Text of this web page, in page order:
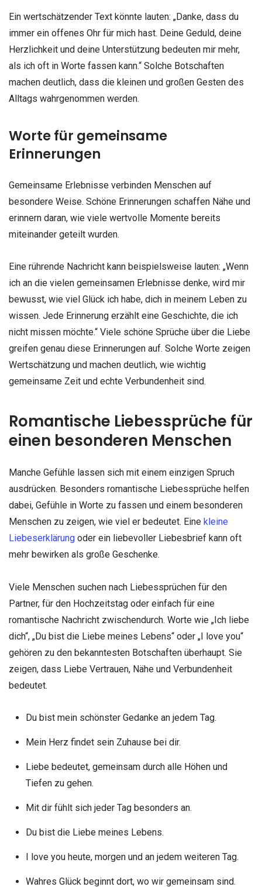
Ein wertschätzender Text könnte lauten: „Danke, dass du
immer ein offenes Ohr für mich hast. Deine Geduld, deine
Herzlichkeit und deine Unterstützung bedeuten mir mehr,
als ich oft in Worte fassen kann.“ Solche Botschaften
machen deutlich, dass die kleinen und großen Gesten des
Alltags wahrgenommen werden.
Worte für gemeinsame
Erinnerungen
Gemeinsame Erlebnisse verbinden Menschen auf
besondere Weise. Schöne Erinnerungen schaffen Nähe und
erinnern daran, wie viele wertvolle Momente bereits
miteinander geteilt wurden.
Eine rührende Nachricht kann beispielsweise lauten: „Wenn
ich an die vielen gemeinsamen Erlebnisse denke, wird mir
bewusst, wie viel Glück ich habe, dich in meinem Leben zu
wissen. Jede Erinnerung erzählt eine Geschichte, die ich
nicht missen möchte.“ Viele schöne Sprüche über die Liebe
greifen genau diese Erinnerungen auf. Solche Worte zeigen
Wertschätzung und machen deutlich, wie wichtig
gemeinsame Zeit und echte Verbundenheit sind.
Romantische Liebessprüche für
einen besonderen Menschen
Manche Gefühle lassen sich mit einem einzigen Spruch
ausdrücken. Besonders romantische Liebessprüche helfen
dabei, Gefühle in Worte zu fassen und einem besonderen
Menschen zu zeigen, wie viel er bedeutet. Eine kleine
Liebeserklärung oder ein liebevoller Liebesbrief kann oft
mehr bewirken als große Geschenke.
Viele Menschen suchen nach Liebessprüchen für den
Partner, für den Hochzeitstag oder einfach für eine
romantische Nachricht zwischendurch. Worte wie „Ich liebe
dich“, „Du bist die Liebe meines Lebens“ oder „I love you“
gehören zu den bekanntesten Botschaften überhaupt. Sie
zeigen, dass Liebe Vertrauen, Nähe und Verbundenheit
bedeutet.
Du bist mein schönster Gedanke an jedem Tag.
Mein Herz findet sein Zuhause bei dir.
Liebe bedeutet, gemeinsam durch alle Höhen und
Tiefen zu gehen.
Mit dir fühlt sich jeder Tag besonders an.
Du bist die Liebe meines Lebens.
I love you heute, morgen und an jedem weiteren Tag.
Wahres Glück beginnt dort, wo wir gemeinsam sind.